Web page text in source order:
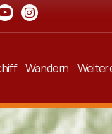
Wandern